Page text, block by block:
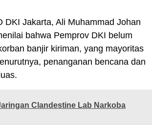
DKI Jakarta, Ali Muhammad Johan
bahwa Pemprov DKI belum
banjir kiriman, yang mayoritas
penanganan bencana dan
Clandestine Lab Narkoba